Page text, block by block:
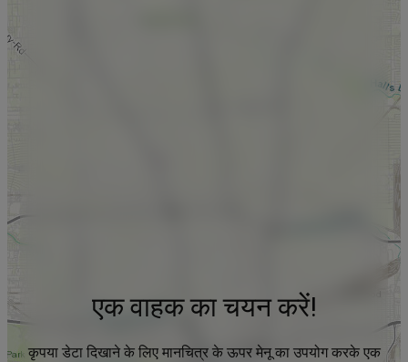
एक वाहक का चयन करें!
कृपया डेटा दिखाने के लिए मानचित्र के ऊपर मेनू का उपयोग करके एक